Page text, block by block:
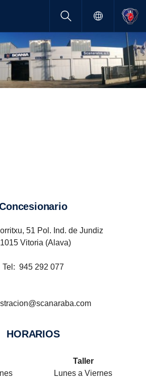
Concesionario
51 Pol. Ind. de Jundiz
Vitoria (Alava)
Tel: 945 292 077
HORARIOS
Taller
Lunes a Viernes